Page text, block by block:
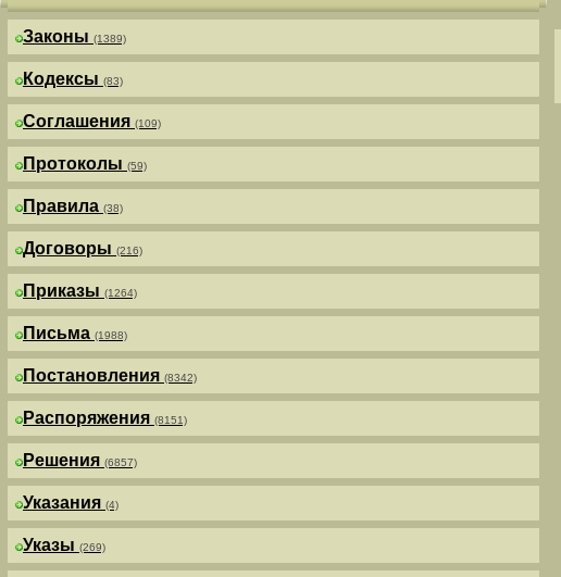
Законы (1389)
Кодексы (83)
Соглашения (109)
Протоколы (59)
Правила (38)
Договоры (216)
Приказы (1264)
Письма (1988)
Постановления (8342)
Распоряжения (8151)
Решения (6857)
Указания (4)
Указы (269)